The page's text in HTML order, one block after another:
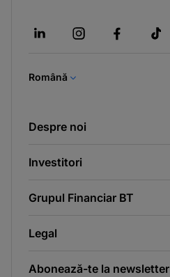
a
Română
Despre noi
Investitori
Grupul Financiar BT
Legal
Abonează-te la newsletter